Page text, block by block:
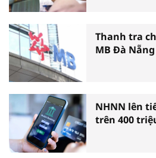
Thanh tra
MB Đà
NHNN lên
trên 400